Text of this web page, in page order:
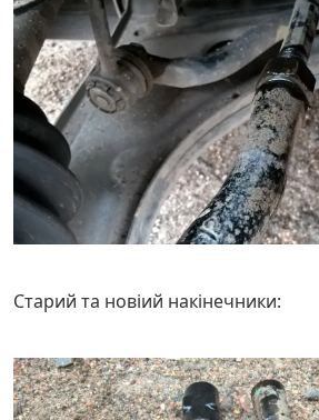
Старий та новіий накінечники: